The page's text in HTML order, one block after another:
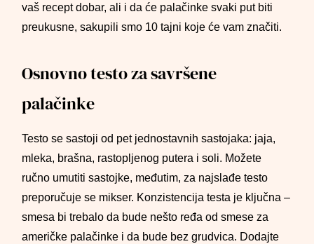
vaš recept dobar, ali i da će palačinke svaki put biti
preukusne, sakupili smo 10 tajni koje će vam značiti.
Osnovno testo za savršene
palačinke
Testo se sastoji od pet jednostavnih sastojaka: jaja,
mleka, brašna, rastopljenog putera i soli. Možete
ručno umutiti sastojke, međutim, za najslađe testo
preporučuje se mikser. Konzistencija testa je ključna –
smesa bi trebalo da bude nešto ređa od smese za
američke palačinke i da bude bez grudvica. Dodajte